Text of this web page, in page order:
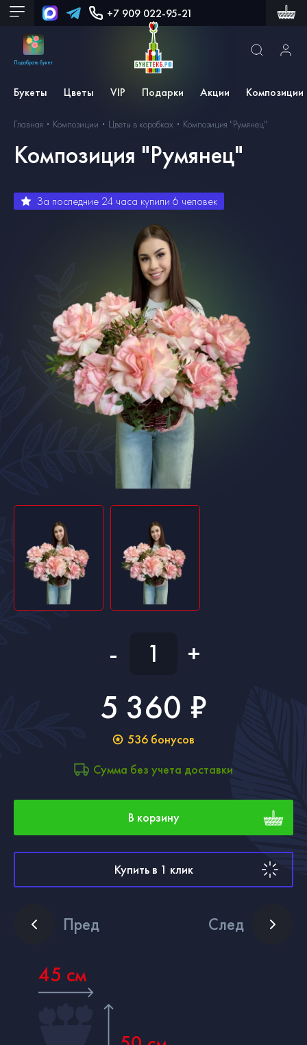
+7 909 022-95-21
Подобрать букет
Букеты Цветы VIP Подарки Акции Композиции
Главная Композиции Цветы в коробках Композиция "Румянец"
Композиция "Румянец"
За последние 24 часа купили 6 человек
- +
5 360 ₽
536 бонусов
Сумма без учета доставки
В корзину
Купить в 1 клик
Пред След
45 см